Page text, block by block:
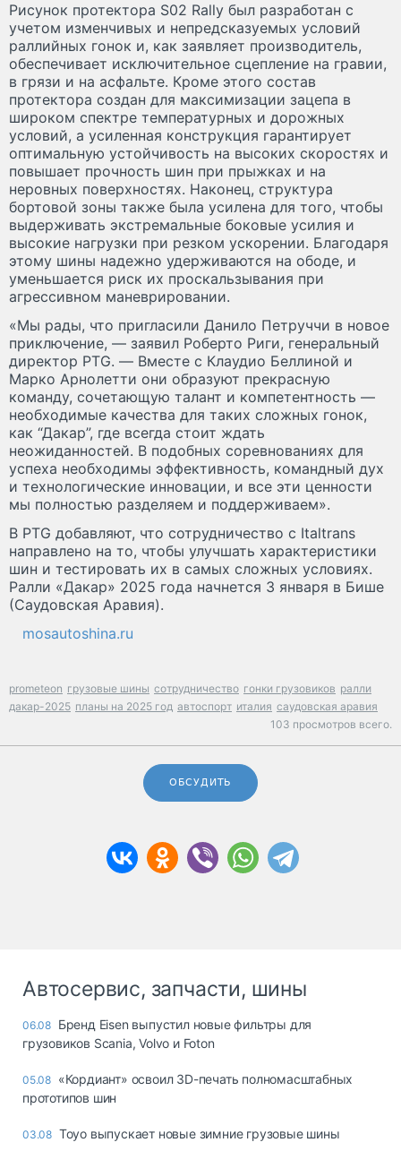
Рисунок протектора S02 Rally был разработан с
учетом изменчивых и непредсказуемых условий
раллийных гонок и, как заявляет производитель,
обеспечивает исключительное сцепление на гравии,
в грязи и на асфальте. Кроме этого состав
протектора создан для максимизации зацепа в
широком спектре температурных и дорожных
условий, а усиленная конструкция гарантирует
оптимальную устойчивость на высоких скоростях и
повышает прочность шин при прыжках и на
неровных поверхностях. Наконец, структура
бортовой зоны также была усилена для того, чтобы
выдерживать экстремальные боковые усилия и
высокие нагрузки при резком ускорении. Благодаря
этому шины надежно удерживаются на ободе, и
уменьшается риск их проскальзывания при
агрессивном маневрировании.
«Мы рады, что пригласили Данило Петруччи в новое
приключение, — заявил Роберто Риги, генеральный
директор PTG. — Вместе с Клаудио Беллиной и
Марко Арнолетти они образуют прекрасную
команду, сочетающую талант и компетентность —
необходимые качества для таких сложных гонок,
как “Дакар”, где всегда стоит ждать
неожиданностей. В подобных соревнованиях для
успеха необходимы эффективность, командный дух
и технологические инновации, и все эти ценности
мы полностью разделяем и поддерживаем».
В PTG добавляют, что сотрудничество с Italtrans
направлено на то, чтобы улучшать характеристики
шин и тестировать их в самых сложных условиях.
Ралли «Дакар» 2025 года начнется 3 января в Бише
(Саудовская Аравия).
mosautoshina.ru
prometeon грузовые шины сотрудничество гонки грузовиков ралли
дакар-2025 планы на 2025 год автоспорт италия саудовская аравия
103 просмотров всего.
ОБСУДИТЬ
Автосервис, запчасти, шины
06.08 Бренд Eisen выпустил новые фильтры для
грузовиков Scania, Volvo и Foton
05.08 «Кордиант» освоил 3D-печать полномасштабных
прототипов шин
03.08 Toyo выпускает новые зимние грузовые шины